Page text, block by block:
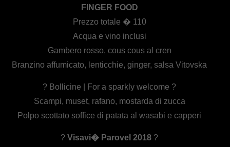
FINGER FOOD
Prezzo totale � 110
Acqua e vino inclusi
Gambero rosso, cous cous al cren
Branzino affumicato, lenticchie, ginger, salsa Vitovska
? Bollicine | For a sparkly welcome ?
Scampi, muset, rafano, mostarda di zucca
Polpo scottato soffice di patata al wasabi e capperi
?Visavi� Parovel 2018 ?